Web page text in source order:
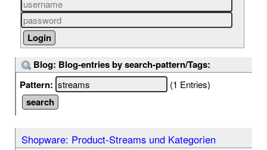
Blog: Blog-entries by search-pattern/Tags:
Pattern:
(1 Entries)
Shopware: Product-Streams und Kategorien